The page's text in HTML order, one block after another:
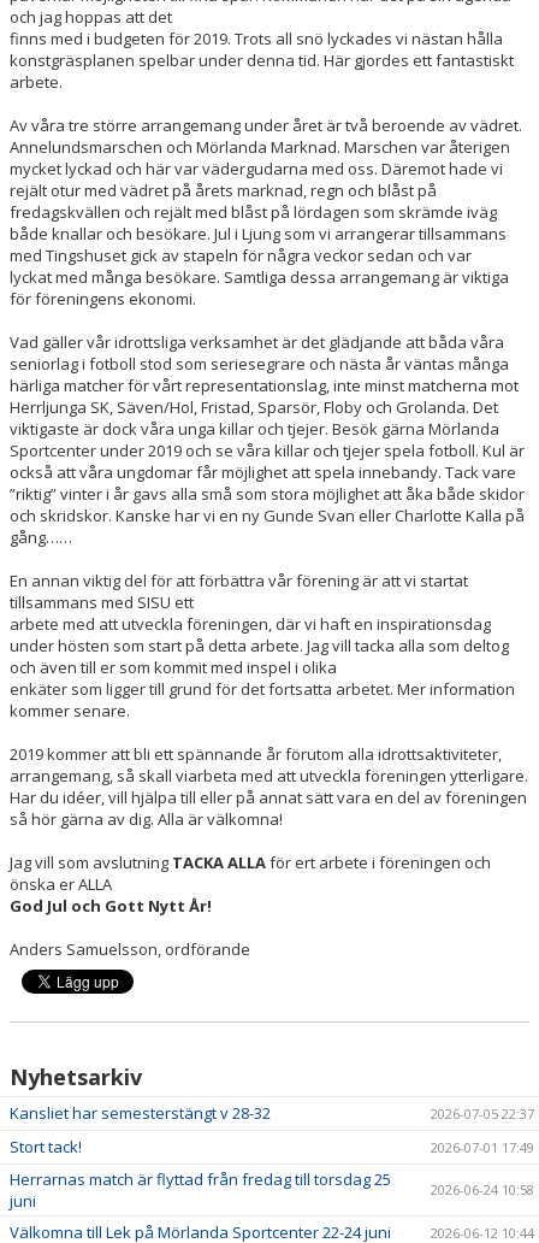
ÖVRIGA SAMARBETSPARTNERS
STÖTTA OSS
BILDGALLERI
DOKUMENT
och jag hoppas att det
finns med i budgeten för 2019. Trots all snö lyckades vi nästan hålla
konstgräsplanen spelbar under denna tid. Här gjordes ett fantastiskt
arbete.
Av våra tre större arrangemang under året är två beroende av vädret.
Annelundsmarschen och Mörlanda Marknad. Marschen var återigen
mycket lyckad och här var vädergudarna med oss. Däremot hade vi
rejält otur med vädret på årets marknad, regn och blåst på
fredagskvällen och rejält med blåst på lördagen som skrämde iväg
både knallar och besökare. Jul i Ljung som vi arrangerar tillsammans
med Tingshuset gick av stapeln för några veckor sedan och var
lyckat med många besökare. Samtliga dessa arrangemang är viktiga
för föreningens ekonomi.
Vad gäller vår idrottsliga verksamhet är det glädjande att båda våra
seniorlag i fotboll stod som seriesegrare och nästa år väntas många
härliga matcher för vårt representationslag, inte minst matcherna mot
Herrljunga SK, Säven/Hol, Fristad, Sparsör, Floby och Grolanda. Det
viktigaste är dock våra unga killar och tjejer. Besök gärna Mörlanda
Sportcenter under 2019 och se våra killar och tjejer spela fotboll. Kul är
också att våra ungdomar får möjlighet att spela innebandy. Tack vare
”riktig” vinter i år gavs alla små som stora möjlighet att åka både skidor
och skridskor. Kanske har vi en ny Gunde Svan eller Charlotte Kalla på
gång……
En annan viktig del för att förbättra vår förening är att vi startat
tillsammans med SISU ett
arbete med att utveckla föreningen, där vi haft en inspirationsdag
under hösten som start på detta arbete. Jag vill tacka alla som deltog
och även till er som kommit med inspel i olika
enkäter som ligger till grund för det fortsatta arbetet. Mer information
kommer senare.
2019 kommer att bli ett spännande år förutom alla idrottsaktiviteter,
arrangemang, så skall viarbeta med att utveckla föreningen ytterligare.
Har du idéer, vill hjälpa till eller på annat sätt vara en del av föreningen
så hör gärna av dig. Alla är välkomna!
Jag vill som avslutning TACKA ALLAför ert arbete i föreningen och
önska er ALLA
God Jul och Gott Nytt År!
Anders Samuelsson, ordförande
Nyhetsarkiv
Kansliet har semesterstängt v 28-32 2026-07-05 22:37
Stort tack! 2026-07-01 17:49
Herrarnas match är flyttad från fredag till torsdag 25
juni
2026-06-24 10:58
Välkomna till Lek på Mörlanda Sportcenter 22-24 juni 2026-06-12 10:44